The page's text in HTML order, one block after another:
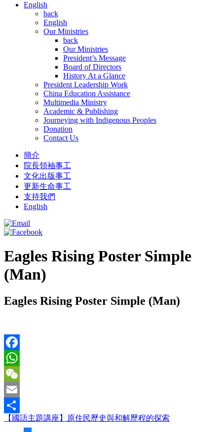
English
back
English
Our Ministries
back
Our Ministries
President’s Message
Board of Directors
History At a Glance
President Leadership Work
China Education Assistance
Multimedia Ministry
Academic & Publishing
Journeying with Indigenous Peoples
Donation
Contact Us
簡介
院長領袖事工
文化出版事工
更新生命事工
支持我們
English
Eagles Rising Poster Simple
(Man)
Eagles Rising Poster Simple (Man)
Facebook
WhatsApp
WeChat
Email
Share
【國語主題講座】原住民歷史與和解歷程的探索